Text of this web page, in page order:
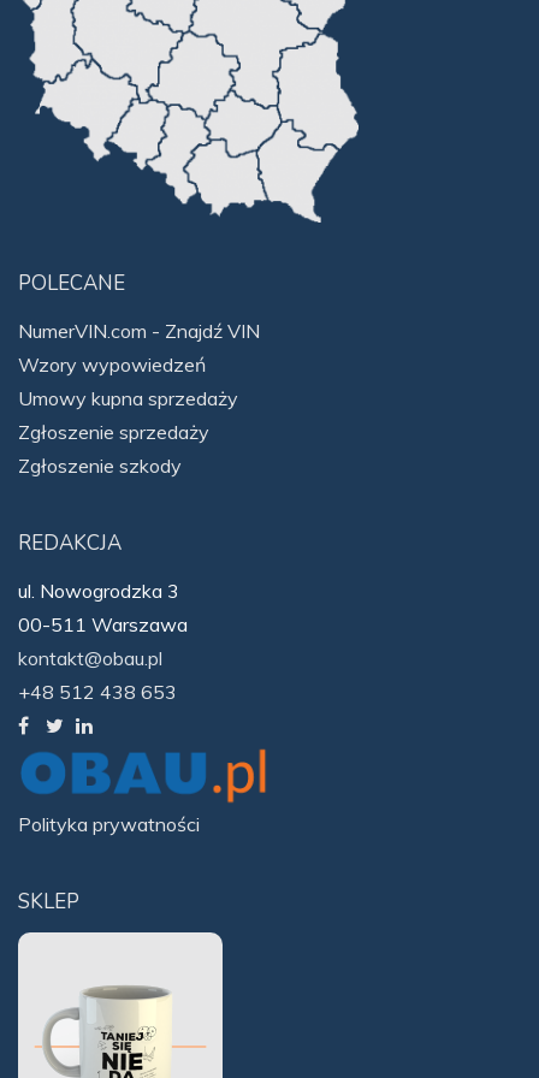
SKLEP
POLECANE
NumerVIN.com - Znajdź VIN
Wzory wypowiedzeń
Umowy kupna sprzedaży
Zgłoszenie sprzedaży
Zgłoszenie szkody
REDAKCJA
ul. Nowogrodzka 3
00-511 Warszawa
kontakt@obau.pl
+48 512 438 653
Polityka prywatności